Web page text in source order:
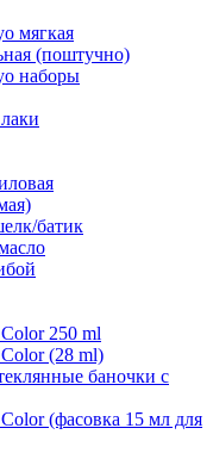
мягкая
(поштучно)
наборы
батик
250 ml
(28 ml)
баночки с
(фасовка 15 мл для